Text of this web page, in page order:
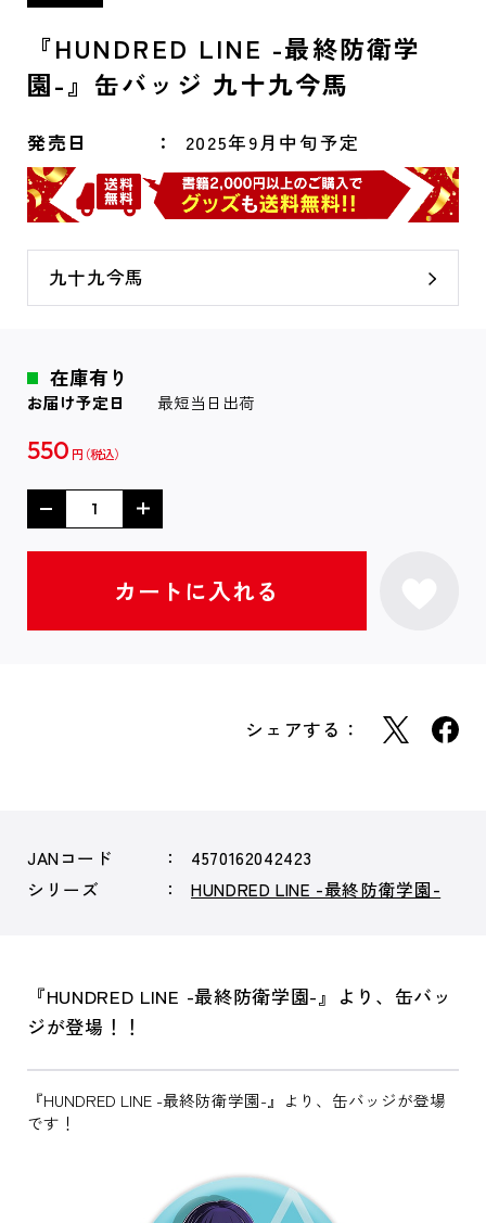
『HUNDRED LINE -最終防衛学
園-』缶バッジ 九十九今馬
発売日 2025年9月中旬予定
九十九今馬
在庫有り
お届け予定日 最短当日出荷
550 円
シェアする：
JANコード
4570162042423
シリーズ
HUNDRED LINE -最終防衛学園-
『HUNDRED LINE -最終防衛学園-』より、缶バッ
ジが登場！！
『HUNDRED LINE -最終防衛学園-』より、缶バッジが登場
です！